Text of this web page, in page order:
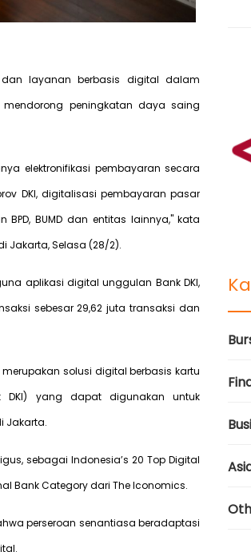
dan layanan berbasis digital dalam
peningkatan daya saing
elektronifikasi pembayaran secara
DKI, digitalisasi pembayaran pasar
BUMD dan entitas lainnya," kata
Jakarta, Selasa (28/2).
aplikasi digital unggulan Bank DKI,
sebesar 29,62 juta transaksi dan
solusi digital berbasis kartu
DKI) yang dapat digunakan untuk
Jakarta.
sebagai Indonesia’s 20 Top Digital
Bank Category dari The Iconomics.
perseroan senantiasa beradaptasi